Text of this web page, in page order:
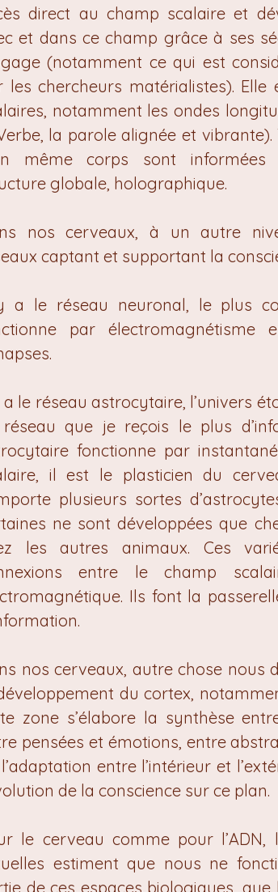
direct au champ scalaire et
et dans ce champ grâce à ses
(notamment ce qui est
les chercheurs matérialistes).
notamment les ondes
la parole alignée et vibrante).
même corps sont informées
globale, holographique.
nos cerveaux, à un autre
captant et supportant la
a le réseau neuronal, le plus
par
le réseau astrocytaire, l’univers
que je reçois le plus
fonctionne par
il est le plasticien du
plusieurs sortes
ne sont développées que
les autres animaux. Ces
entre le champ
Ils font la
nos cerveaux, autre chose nous
du cortex,
zone s’élabore la synthèse
pensées et émotions, entre
entre l’intérieur et
de la conscience sur ce plan.
le cerveau comme pour l’ADN,
estiment que nous ne
de ces espaces biologiques,